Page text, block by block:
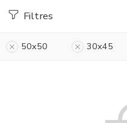
Filtres
50x50 30x45